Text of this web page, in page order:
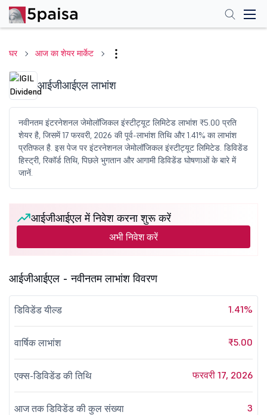
घर आज का शेयर मार्केट
आईजीआईएल लाभांश
नवीनतम इंटरनेशनल जेमोलॉजिकल इंस्टीट्यूट लिमिटेड लाभांश ₹5.00 प्रति
शेयर है, जिसमें 17 फरवरी, 2026 की पूर्व-लाभांश तिथि और 1.41% का लाभांश
प्रतिफल है. इस पेज पर इंटरनेशनल जेमोलॉजिकल इंस्टीट्यूट लिमिटेड. डिविडेंड
हिस्ट्री, रिकॉर्ड तिथि, पिछले भुगतान और आगामी डिविडेंड घोषणाओं के बारे में
जानें.
आईजीआईएल में निवेश करना शुरू करें
अभी निवेश करें
आईजीआईएल - नवीनतम लाभांश विवरण
डिविडेंड यील्ड 1.41%
वार्षिक लाभांश ₹5.00
एक्स-डिविडेंड की तिथि फरवरी 17, 2026
आज तक डिविडेंड की कुल संख्या 3